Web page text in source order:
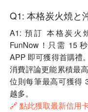
Q1: 本格炭火焼と
A1: 預訂 本格炭火
FunNow！只需 15
APP 即可獲得首購禮
消費評論更能累積最
位則每筆最高可獲得
越多。
🔗 點此獲取最新信用